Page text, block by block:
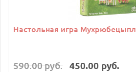
Настольная игра Мухрюбецыпл
590.00 руб. 450.00 руб.